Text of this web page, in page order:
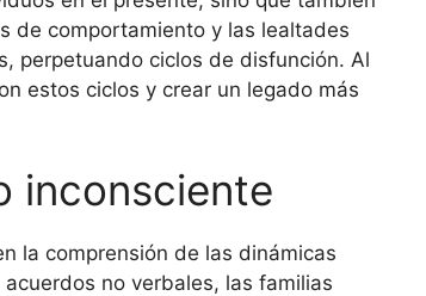
de comportamiento y las lealtades
perpetuando ciclos de disfunción. Al
estos ciclos y crear un legado más
inconsciente
la comprensión de las dinámicas
no verbales, las familias